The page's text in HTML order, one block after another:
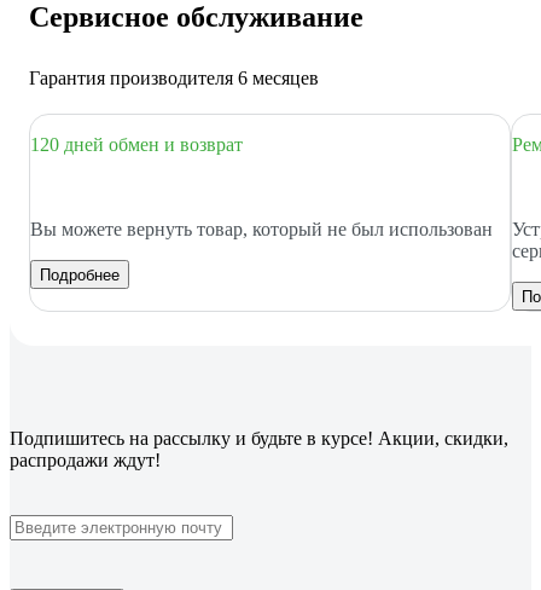
Сервисное обслуживание
Гарантия производителя 6 месяцев
120 дней обмен и возврат
Вы можете вернуть товар, который не был использован
Подробнее
Подпишитесь на рассылку и будьте в курсе! Акции, скидки,
распродажи ждут!